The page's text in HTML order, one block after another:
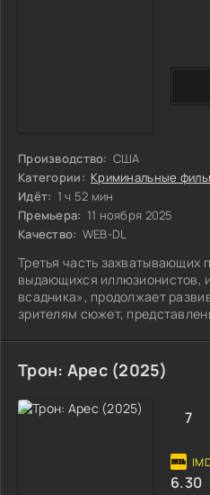
Производство: США
Категории: Криминальные
Идёт: 1 ч 52 мин
Премьера: 11 ноября 2025
Качество: WEB-DL
Третья часть захватывающих
выдающихся иллюзионистов,
всадника», продолжает
зрителям сюжет,
Трон: Арес (2025)
7
6.30